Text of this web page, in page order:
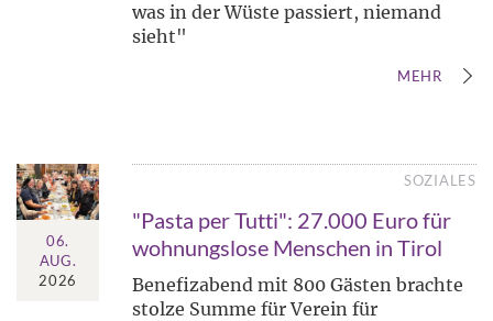
was in der Wüste passiert, niemand
sieht"
MEHR
06.
AUG.
2026
SOZIALES
"Pasta per Tutti": 27.000 Euro für
wohnungslose Menschen in Tirol
Benefizabend mit 800 Gästen brachte
stolze Summe für Verein für